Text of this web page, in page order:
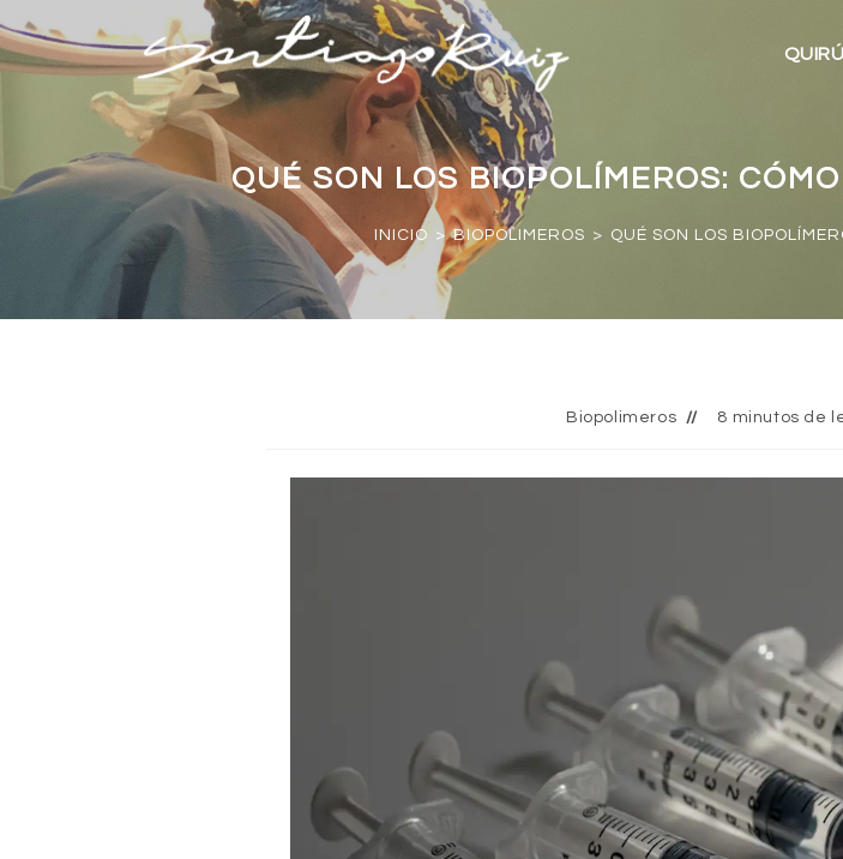
QUÉ SON LOS BIOPOLÍMEROS:
INICIO > BIOPOLIMEROS > QUÉ SON LOS
Biopolimeros 8 minutos de